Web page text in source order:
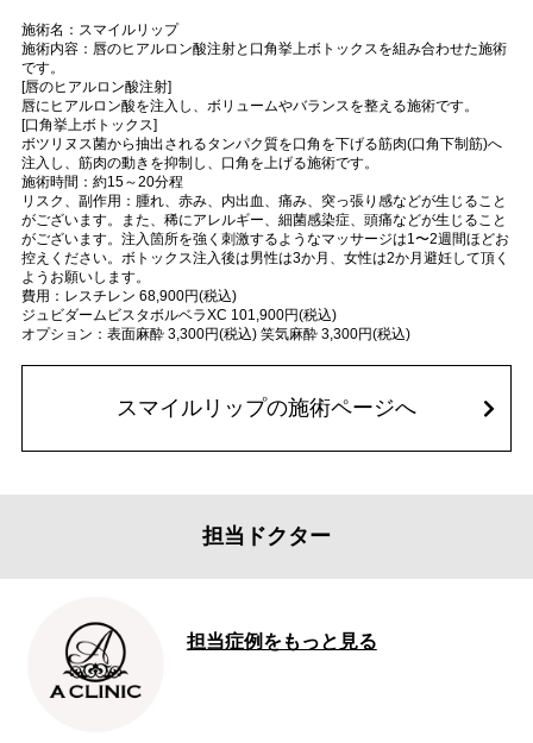
施術名：スマイルリップ
施術内容：唇のヒアルロン酸注射と口角挙上ボトックスを組み合わせた施術
です。
[唇のヒアルロン酸注射]
唇にヒアルロン酸を注入し、ボリュームやバランスを整える施術です。
[口角挙上ボトックス]
ボツリヌス菌から抽出されるタンパク質を口角を下げる筋肉(口角下制筋)へ
注入し、筋肉の動きを抑制し、口角を上げる施術です。
施術時間：約15～20分程
リスク、副作用：腫れ、赤み、内出血、痛み、突っ張り感などが生じること
がございます。また、稀にアレルギー、細菌感染症、頭痛などが生じること
がございます。注入箇所を強く刺激するようなマッサージは1〜2週間ほどお
控えください。ボトックス注入後は男性は3か月、女性は2か月避妊して頂く
ようお願いします。
費用：レスチレン 68,900円(税込)
ジュビダームビスタボルベラXC 101,900円(税込)
オプション：表面麻酔 3,300円(税込) 笑気麻酔 3,300円(税込)
スマイルリップの施術ページへ
担当ドクター
担当症例をもっと見る